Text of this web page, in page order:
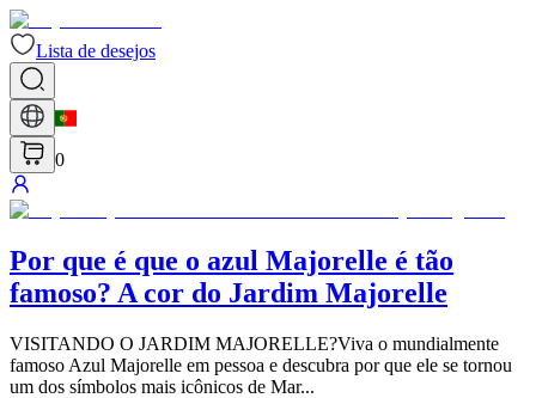
Lista de desejos
0
Por que é que o azul Majorelle é tão
famoso? A cor do Jardim Majorelle
VISITANDO O JARDIM MAJORELLE?Viva o mundialmente
famoso Azul Majorelle em pessoa e descubra por que ele se tornou
um dos símbolos mais icônicos de Mar...